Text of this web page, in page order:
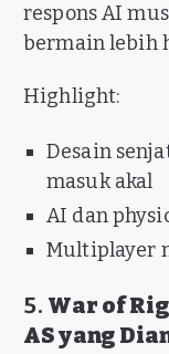
respons AI
bermain lebih
Highlight:
Desain
masuk akal
AI dan
Multiplayer
5. War of
AS yang